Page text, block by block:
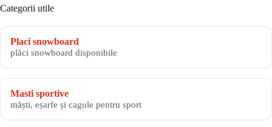
Categorii utile
Placi snowboard
plăci snowboard disponibile
Masti sportive
măști, eșarfe și cagule pentru sport